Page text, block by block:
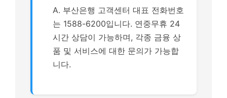
A. 부산은행 고객센터 대표 전화번호
는 1588-6200입니다. 연중무휴 24
시간 상담이 가능하며, 각종 금융 상
품 및 서비스에 대한 문의가 가능합
니다.